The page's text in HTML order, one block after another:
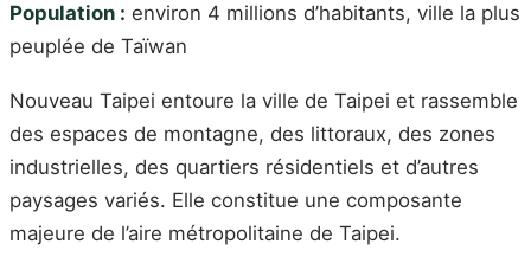
Population : environ 4 millions d’habitants, ville la plus
peuplée de Taïwan
Nouveau Taipei entoure la ville de Taipei et rassemble
des espaces de montagne, des littoraux, des zones
industrielles, des quartiers résidentiels et d’autres
paysages variés. Elle constitue une composante
majeure de l’aire métropolitaine de Taipei.